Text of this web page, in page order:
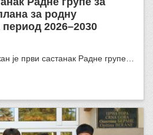
за родну
2026–2030
је први састанак Радне групе…